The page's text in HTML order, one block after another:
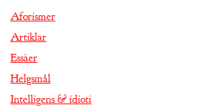
Aforismer
Artiklar
Essäer
Helgsmål
Intelligens & idioti